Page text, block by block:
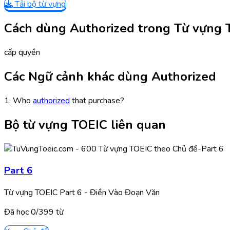
Tải bộ từ vựng
Cách dùng Authorized trong Từ vựng
cấp quyền
Các Ngữ cảnh khác dùng Authorized
1. Who authorized that purchase?
Bộ từ vựng TOEIC liên quan
Part 6
Từ vựng TOEIC Part 6 - Điền Vào Đoạn Văn
Đã học0/399 từ